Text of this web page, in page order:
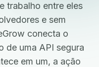
trabalho entre eles
e sem
conecta o
de uma API segura
em um, a ação